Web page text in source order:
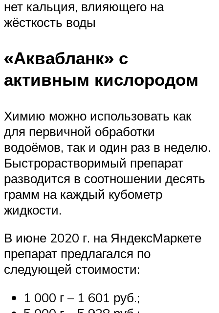
нет кальция, влияющего на
жёсткость воды
«Аквабланк» с
активным кислородом
Химию можно использовать как
для первичной обработки
водоёмов, так и один раз в неделю.
Быстрорастворимый препарат
разводится в соотношении десять
грамм на каждый кубометр
жидкости.
В июне 2020 г. на ЯндексМаркете
препарат предлагался по
следующей стоимости:
1 000 г – 1 601 руб.;